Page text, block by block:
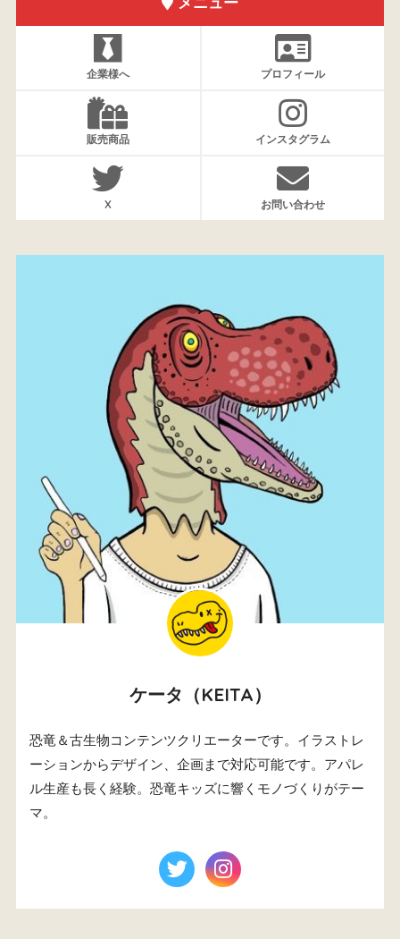
企業様へ プロフィール
販売商品 インスタグラム
X お問い合わせ
ケータ（KEITA）
恐竜＆古生物コンテンツクリエーターです。イラストレ
ーションからデザイン、企画まで対応可能です。アパレ
ル生産も長く経験。恐竜キッズに響くモノづくりがテー
マ。